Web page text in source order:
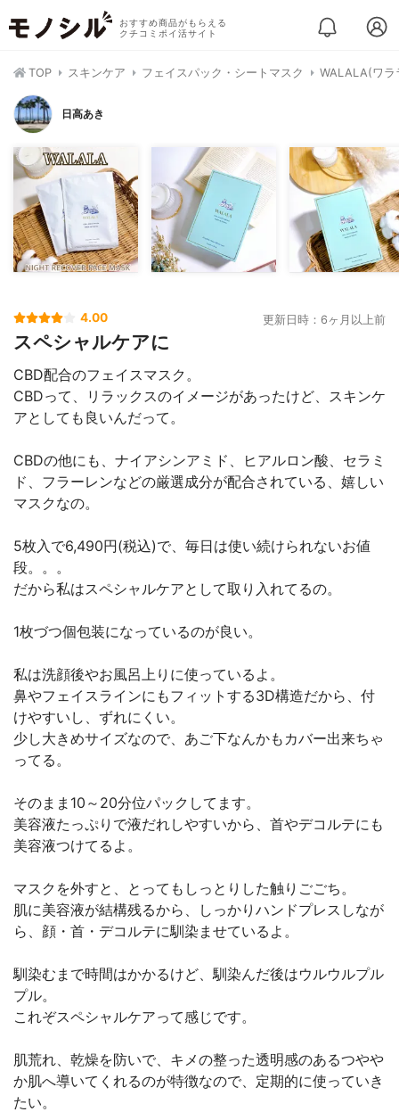
おすすめ商品がもらえる
クチコミポイ活サイト
TOP スキンケア フェイスパック・シートマスク WALALA(ワラ
日高あき
4.00 更新日時：6ヶ月以上前
スペシャルケアに
CBD配合のフェイスマスク。
CBDって、リラックスのイメージがあったけど、スキンケ
アとしても良いんだって。
CBDの他にも、ナイアシンアミド、ヒアルロン酸、セラミ
ド、フラーレンなどの厳選成分が配合されている、嬉しい
マスクなの。
5枚入で6,490円(税込)で、毎日は使い続けられないお値
段。。。
だから私はスペシャルケアとして取り入れてるの。
1枚づつ個包装になっているのが良い。
私は洗顔後やお風呂上りに使っているよ。
鼻やフェイスラインにもフィットする3D構造だから、付
けやすいし、ずれにくい。
少し大きめサイズなので、あご下なんかもカバー出来ちゃ
ってる。
そのまま10～20分位パックしてます。
美容液たっぷりで液だれしやすいから、首やデコルテにも
美容液つけてるよ。
マスクを外すと、とってもしっとりした触りごごち。
肌に美容液が結構残るから、しっかりハンドプレスしなが
ら、顔・首・デコルテに馴染ませているよ。
馴染むまで時間はかかるけど、馴染んだ後はウルウルプル
プル。
これぞスペシャルケアって感じです。
肌荒れ、乾燥を防いで、キメの整った透明感のあるつやや
か肌へ導いてくれるのが特徴なので、定期的に使っていき
たい。